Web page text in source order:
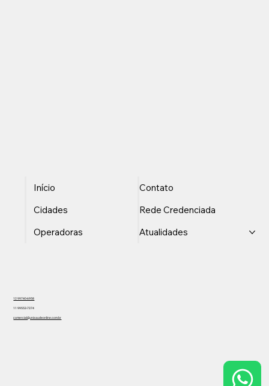
Início
Cidades
Operadoras
Contato
Rede Credenciada
Atualidades
12 99740-6958
11 99553-7374
comercial@unisaudeonline.com.br